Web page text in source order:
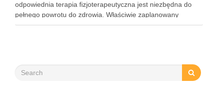
odpowiednia terapia fizjoterapeutyczna jest niezbędna do
pełnego powrotu do zdrowia. Właściwie zaplanowany
program rehabilitacji, obejmujący intensywne ćwiczenia oraz